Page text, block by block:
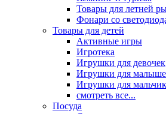
Товары для летней
Фонари со
Товары для детей
Активные игры
Игротека
Игрушки для девочек
Игрушки для
Игрушки для
смотреть все...
Посуда